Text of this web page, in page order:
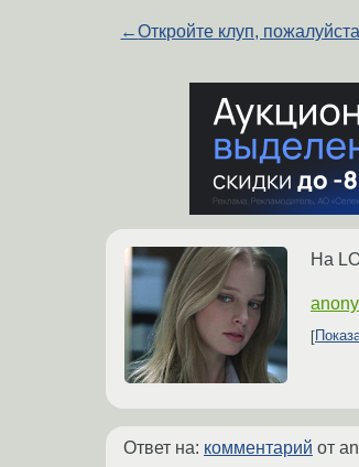
←Откройте клуп,
На
Ответ на: комментарий от